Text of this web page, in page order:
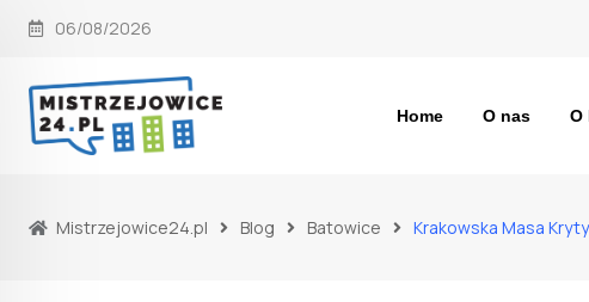
Skip
content
06/08/2026
Home O nas O
Mistrzejowice24.pl Blog Batowice Krakowska Masa